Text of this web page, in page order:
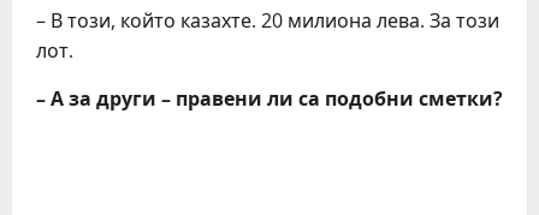
– В този, който казахте. 20 милиона лева. За този
лот.
– А за други – правени ли са подобни сметки?